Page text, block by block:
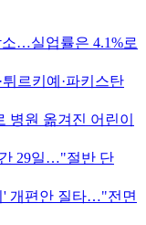
…실업률은 4.1%로
르키예·파키스탄
병원 옮겨진 어린이
29일…"절반 단
' 개편안 질타…"전면